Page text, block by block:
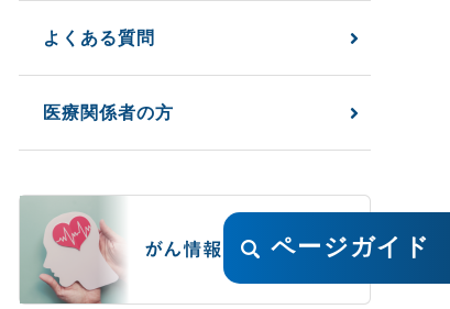
よくある質問
医療関係者の方
ページガイド